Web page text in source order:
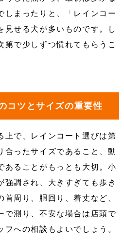
しまったりと、「レインコー
見せる犬が多いものです。し
第で少しずつ慣れてもらうこ
コツとサイズの重要性
上で、レインコート選びは第
合ったサイズであること、動
あることがもっとも大切。小
強調され、大きすぎても歩き
周り、胴回り、着丈など、
で測り、不安な場合は店頭で
への相談もよいでしょう。